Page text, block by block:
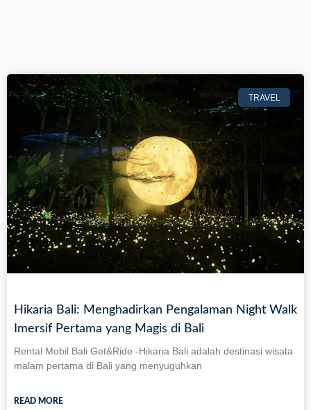
TRAVEL
Hikaria Bali: Menghadirkan Pengalaman Night Walk
Imersif Pertama yang Magis di Bali
Rental Mobil Bali Get&Ride -Hikaria Bali adalah destinasi wisata
malam pertama di Bali yang menyuguhkan
READ MORE